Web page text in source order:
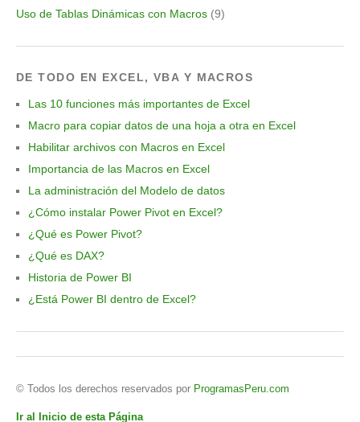
Uso de Tablas Dinámicas con Macros (9)
DE TODO EN EXCEL, VBA Y MACROS
Las 10 funciones más importantes de Excel
Macro para copiar datos de una hoja a otra en Excel
Habilitar archivos con Macros en Excel
Importancia de las Macros en Excel
La administración del Modelo de datos
¿Cómo instalar Power Pivot en Excel?
¿Qué es Power Pivot?
¿Qué es DAX?
Historia de Power BI
¿Está Power BI dentro de Excel?
© Todos los derechos reservados por ProgramasPeru.com
Ir al Inicio de esta Página